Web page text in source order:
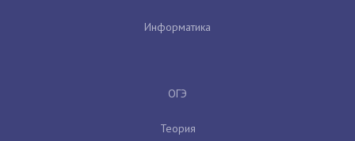
Информатика
ОГЭ
Теория